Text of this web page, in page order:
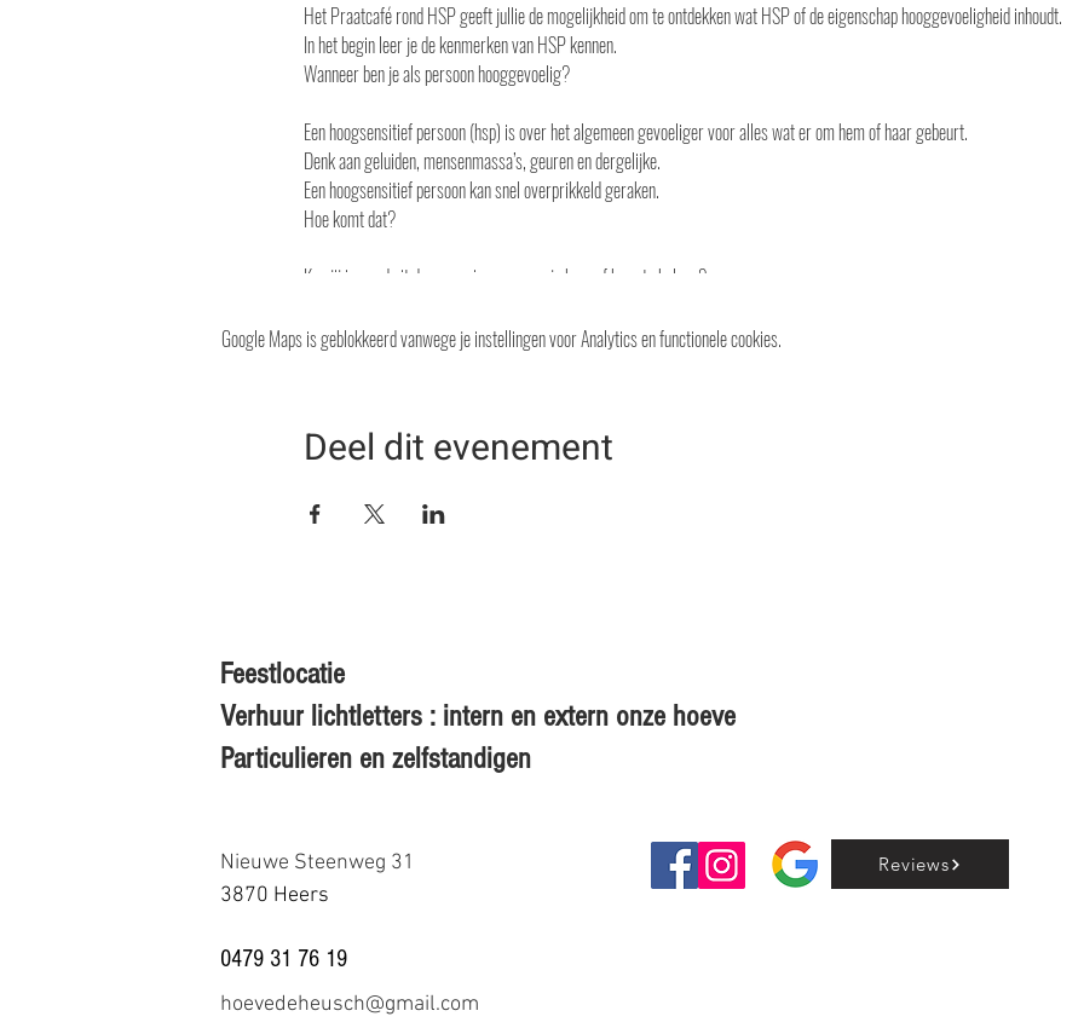
Het Praatcafé rond HSP geeft jullie de mogelijkheid om te ontdekken wat HSP of de eigenschap hooggevoeligheid inhoudt.
In het begin leer je de kenmerken van HSP kennen.
Wanneer ben je als persoon hooggevoelig?
Een hoogsensitief persoon (hsp) is over het algemeen gevoeliger voor alles wat er om hem of haar gebeurt.
Denk aan geluiden, mensenmassa’s, geuren en dergelijke.
Een hoogsensitief persoon kan snel overprikkeld geraken.
Hoe komt dat?
Ken jij iemand uit de omgeving en wens je hem of haar te helpen?
Tijdens de uiteenzetting krijgen jullie een drankje aangeboden.
Laat even weten of je vrienden/ vriendinnen meebrengt.
Prijs: 14 euro
Wanneer? zaterdag 6 april 2024 ( 13u 30 tot 15u)
Jullie zijn van harte welkom!
Gecertificeerd Coach - HSP
Google Maps is geblokkeerd vanwege je instellingen voor Analytics en functionele cookies.
Deel dit evenement
Feestlocatie
Verhuur lichtletters : intern en extern onze hoeve
Particulieren en zelfstandigen
Nieuwe Steenweg 31
3870 Heers
Reviews
0479 31 76 19
hoevedeheusch@gmail.com